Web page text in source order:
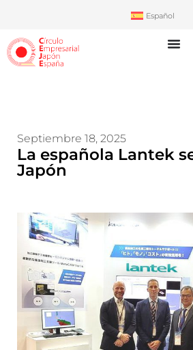
Español
Septiembre 18, 2025
La española Lantek
Japón